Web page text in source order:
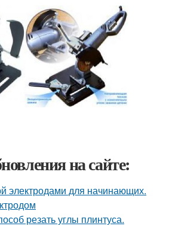
на сайте:
электродами для начинающих.
резать углы плинтуса.